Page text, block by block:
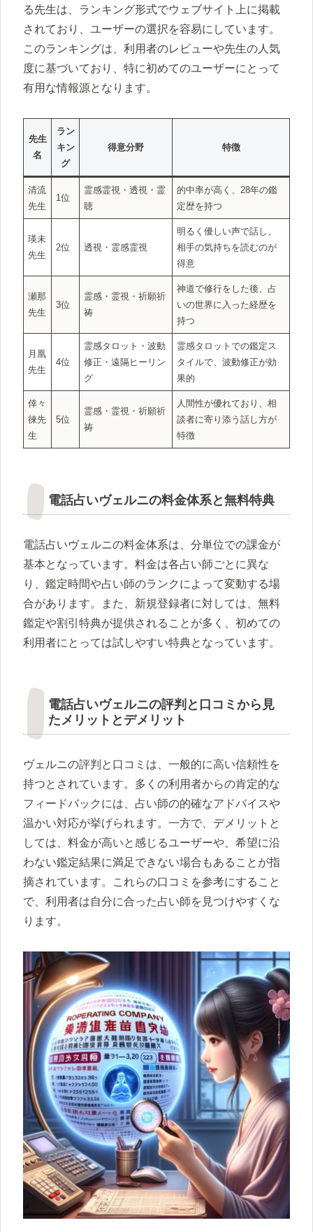
る先生は、ランキング形式でウェブサイト上に掲載
されており、ユーザーの選択を容易にしています。
このランキングは、利用者のレビューや先生の人気
度に基づいており、特に初めてのユーザーにとって
有用な情報源となります。
先生
名
ラン
キン
グ
得意分野 特徴
清流
先生
1位
霊感霊視・透視・霊
聴
的中率が高く、28年の鑑
定歴を持つ
瑛未
先生
2位 透視・霊感霊視
明るく優しい声で話し、
相手の気持ちを読むのが
得意
瀬那
先生
3位
霊感・霊視・祈願祈
祷
神道で修行をした後、占
いの世界に入った経歴を
持つ
月凰
先生
4位
霊感タロット・波動
修正・遠隔ヒーリン
グ
霊感タロットでの鑑定ス
タイルで、波動修正が効
果的
倖々
徠先
生
5位
霊感・霊視・祈願祈
祷
人間性が優れており、相
談者に寄り添う話し方が
特徴
電話占いヴェルニの料金体系と無料特典
電話占いヴェルニの料金体系は、分単位での課金が
基本となっています。料金は各占い師ごとに異な
り、鑑定時間や占い師のランクによって変動する場
合があります。また、新規登録者に対しては、無料
鑑定や割引特典が提供されることが多く、初めての
利用者にとっては試しやすい特典となっています。
電話占いヴェルニの評判と口コミから見
たメリットとデメリット
ヴェルニの評判と口コミは、一般的に高い信頼性を
持つとされています。多くの利用者からの肯定的な
フィードバックには、占い師の的確なアドバイスや
温かい対応が挙げられます。一方で、デメリットと
しては、料金が高いと感じるユーザーや、希望に沿
わない鑑定結果に満足できない場合もあることが指
摘されています。これらの口コミを参考にすること
で、利用者は自分に合った占い師を見つけやすくな
ります。